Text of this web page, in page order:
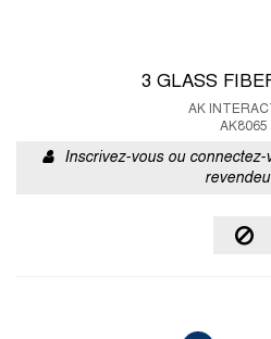
3 GLASS
AK
AK8065
Inscrivez-vous ou